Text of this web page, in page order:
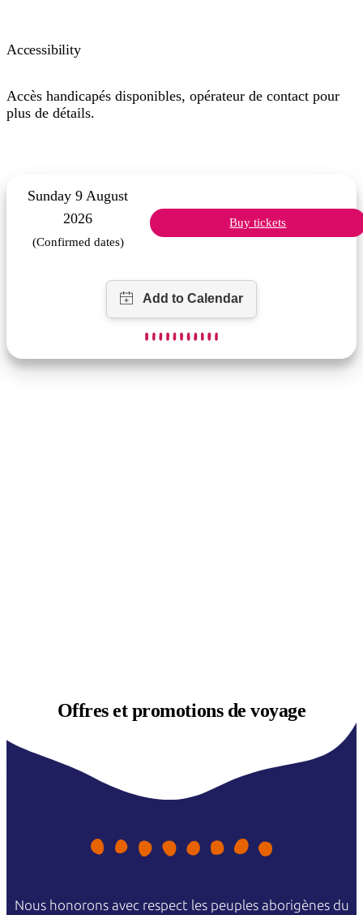
Accessibility
Accès handicapés disponibles, opérateur de contact pour
plus de détails.
Sunday 9 August
2026
(Confirmed dates)
Buy tickets
Offres etpromotions de voyage
Nous honorons avec respect les peuples aborigènes du